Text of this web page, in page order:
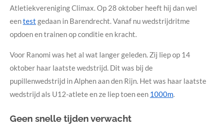
Atletiekvereniging Climax. Op 28 oktober heeft hij dan wel
eentest gedaan in Barendrecht. Vanaf nu wedstrijdritme
opdoen en trainen op conditie en kracht.
Voor Ranomi was het al wat langer geleden. Zij liep op 14
oktober haar laatste wedstrijd. Dit was bij de
pupillenwedstrijd in Alphen aan den Rijn. Het was haar laatste
wedstrijd als U12-atlete en ze liep toen een 1000m.
Geen snelle tijden verwacht